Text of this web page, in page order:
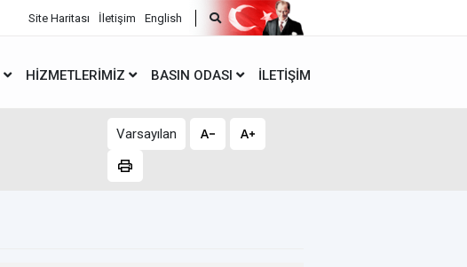
Site Haritası İletişim English
HIZMETLERIMIZ BASIN ODASI İLETIŞIM
Varsayılan